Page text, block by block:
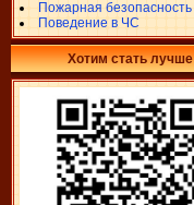
Пожарная безопасность
Поведение в ЧС
Хотим стать лучше